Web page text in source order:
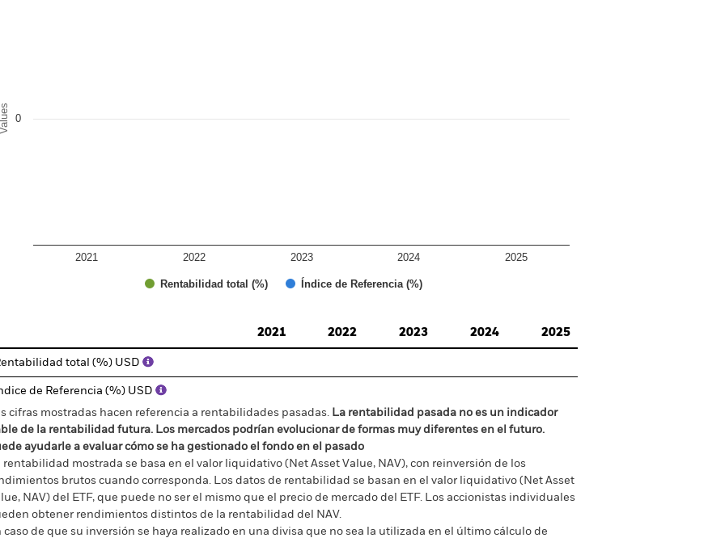
Values
Rentabilidad total (%) Índice de Referencia (%)
2021 2022 2023 2024 2025
0
2021
2022 2023 2024 2025
total (%) USD
de Referencia (%) USD
cifras mostradas hacen referencia a rentabilidades pasadas. La rentabilidad pasada no es un indicador
de la rentabilidad futura. Los mercados podrían evolucionar de formas muy diferentes en el futuro.
ayudarle a evaluar cómo se ha gestionado el fondo en el pasado
rentabilidad mostrada se basa en el valor liquidativo (Net Asset Value, NAV), con reinversión de los
brutos cuando corresponda. Los datos de rentabilidad se basan en el valor liquidativo (Net Asset
NAV) del ETF, que puede no ser el mismo que el precio de mercado del ETF. Los accionistas individuales
obtener rendimientos distintos de la rentabilidad del NAV.
caso de que su inversión se haya realizado en una divisa que no sea la utilizada en el último cálculo de